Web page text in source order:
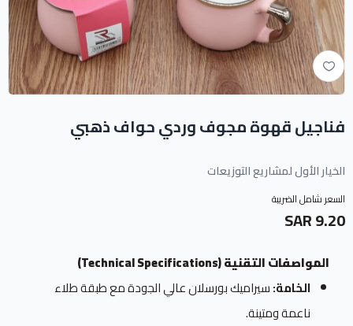
فناجيل قهوة مجوف وردي حواف ذهبي
الخيار الأول لمشاريع التوزيعات
السعر شامل الضريبة
9.20 SAR
المواصفات التقنية (Technical Specifications)
الخامة:سيراميك بورسلان عالي الجودة مع طبقة طلاء
ناعمة ومتينة.